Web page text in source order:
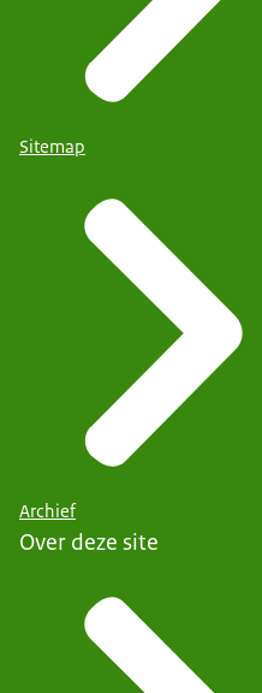
Sitemap
Archief
Over deze site